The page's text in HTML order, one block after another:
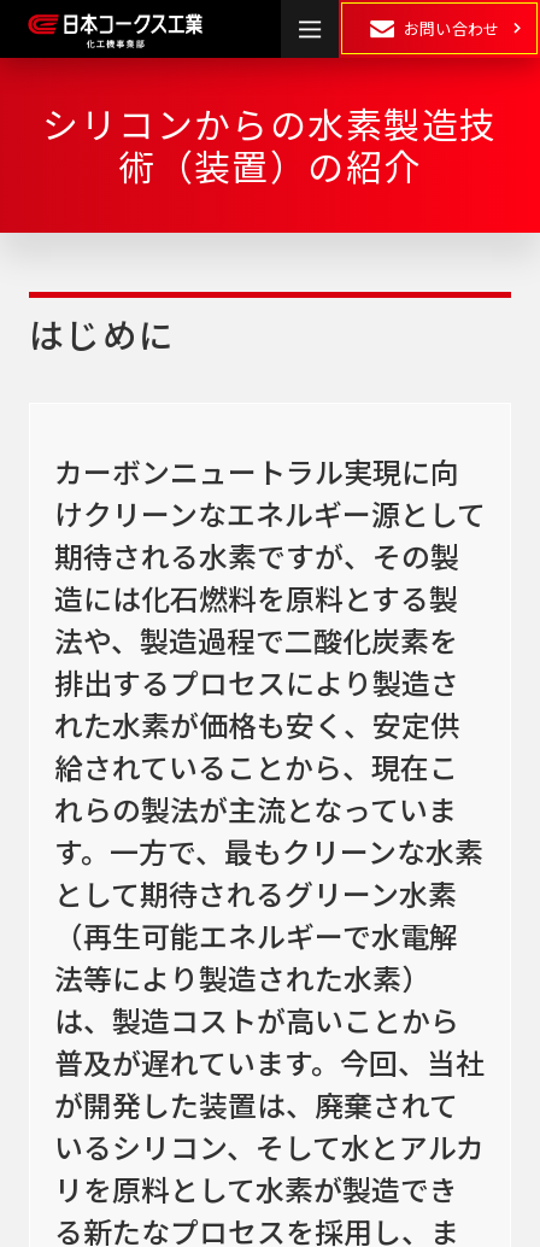
HOME
湿式粉砕・
分散
乾燥･ 造粒
表面処理・
複合化
冷却
ラボ機、
周辺機器
粉粒体プラント
処理実績
技術情報
受託加工
メンテナンス
実機テストのご案内
新着情報
カタログダウンロード
アクセス
お問い合わせ
お問い合わせ
シリコンからの水素製造技
術（装置）の紹介
はじめに
カーボンニュートラル実現に向
けクリーンなエネルギー源として
期待される水素ですが、その製
造には化石燃料を原料とする製
法や、製造過程で二酸化炭素を
排出するプロセスにより製造さ
れた水素が価格も安く、安定供
給されていることから、現在こ
れらの製法が主流となっていま
す。一方で、最もクリーンな水素
として期待されるグリーン水素
（再生可能エネルギーで水電解
法等により製造された水素）
は、製造コストが高いことから
普及が遅れています。今回、当社
が開発した装置は、廃棄されて
いるシリコン、そして水とアルカ
リを原料として水素が製造でき
る新たなプロセスを採用し、ま